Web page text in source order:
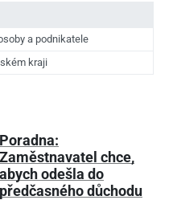
a podnikatele
kraji
Poradna:
Zaměstnavatel chce,
abych odešla do
předčasného důchodu